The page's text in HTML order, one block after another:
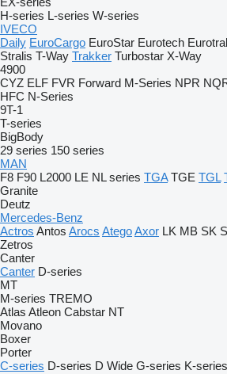
H-series L-series W-series
IVECO
Daily EuroCargo EuroStar Eurotech
Stralis T-Way Trakker Turbostar X-Way
4900
CYZ ELF FVR Forward M-Series NPR
HFC N-Series
9T-1
T-series
BigBody
29 series 150 series
MAN
F8 F90 L2000 LE NL series TGA TGE TGL
Granite
Deutz
Mercedes-Benz
Actros Antos Arocs AtegoAxor LK MB SK
Zetros
Canter
Canter D-series
MT
M-series TREMO
Atlas Atleon Cabstar NT
Movano
Boxer
Porter
C-series D-series D Wide G-series K-series